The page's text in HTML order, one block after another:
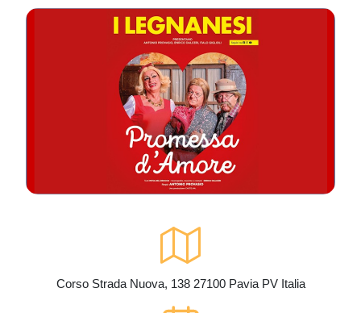
Corso Strada Nuova, 138 27100 Pavia PV Italia